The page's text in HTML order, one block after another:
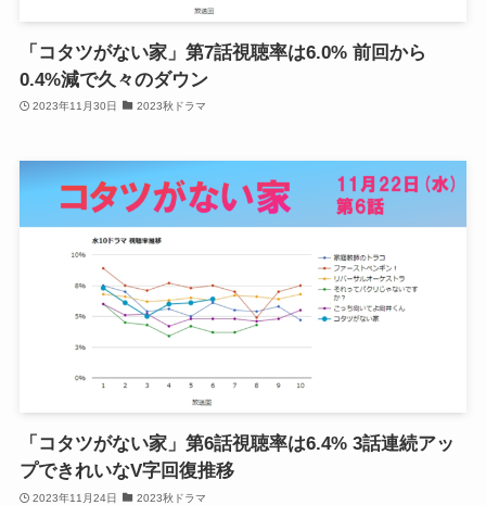
「コタツがない家」第7話視聴率は6.0% 前回から
0.4%減で久々のダウン
2023年11月30日 2023秋ドラマ
「コタツがない家」第6話視聴率は6.4% 3話連続アッ
プできれいなV字回復推移
2023年11月24日 2023秋ドラマ